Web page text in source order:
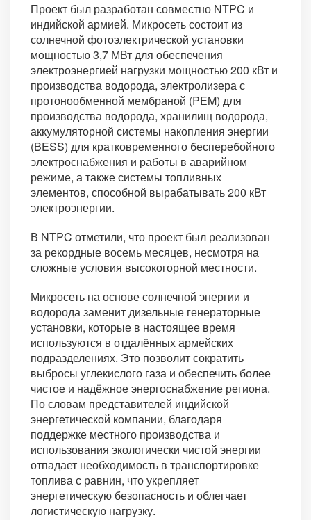
Проект был разработан совместно NTPC и
индийской армией. Микросеть состоит из
солнечной фотоэлектрической установки
мощностью 3,7 МВт для обеспечения
электроэнергией нагрузки мощностью 200 кВт и
производства водорода, электролизера с
протонообменной мембраной (PEM) для
производства водорода, хранилищ водорода,
аккумуляторной системы накопления энергии
(BESS) для кратковременного бесперебойного
электроснабжения и работы в аварийном
режиме, а также системы топливных
элементов, способной вырабатывать 200 кВт
электроэнергии.
В NTPC отметили, что проект был реализован
за рекордные восемь месяцев, несмотря на
сложные условия высокогорной местности.
Микросеть на основе солнечной энергии и
водорода заменит дизельные генераторные
установки, которые в настоящее время
используются в отдалённых армейских
подразделениях. Это позволит сократить
выбросы углекислого газа и обеспечить более
чистое и надёжное энергоснабжение региона.
По словам представителей индийской
энергетической компании, благодаря
поддержке местного производства и
использования экологически чистой энергии
отпадает необходимость в транспортировке
топлива с равнин, что укрепляет
энергетическую безопасность и облегчает
логистическую нагрузку.